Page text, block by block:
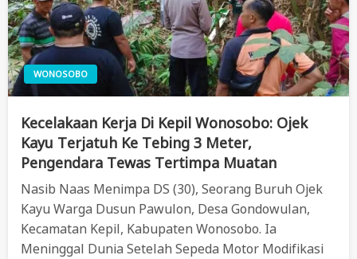
WONOSOBO
Kecelakaan Kerja Di Kepil Wonosobo: Ojek
Kayu Terjatuh Ke Tebing 3 Meter,
Pengendara Tewas Tertimpa Muatan
Nasib Naas Menimpa DS (30), Seorang Buruh Ojek
Kayu Warga Dusun Pawulon, Desa Gondowulan,
Kecamatan Kepil, Kabupaten Wonosobo. Ia
Meninggal Dunia Setelah Sepeda Motor Modifikasi